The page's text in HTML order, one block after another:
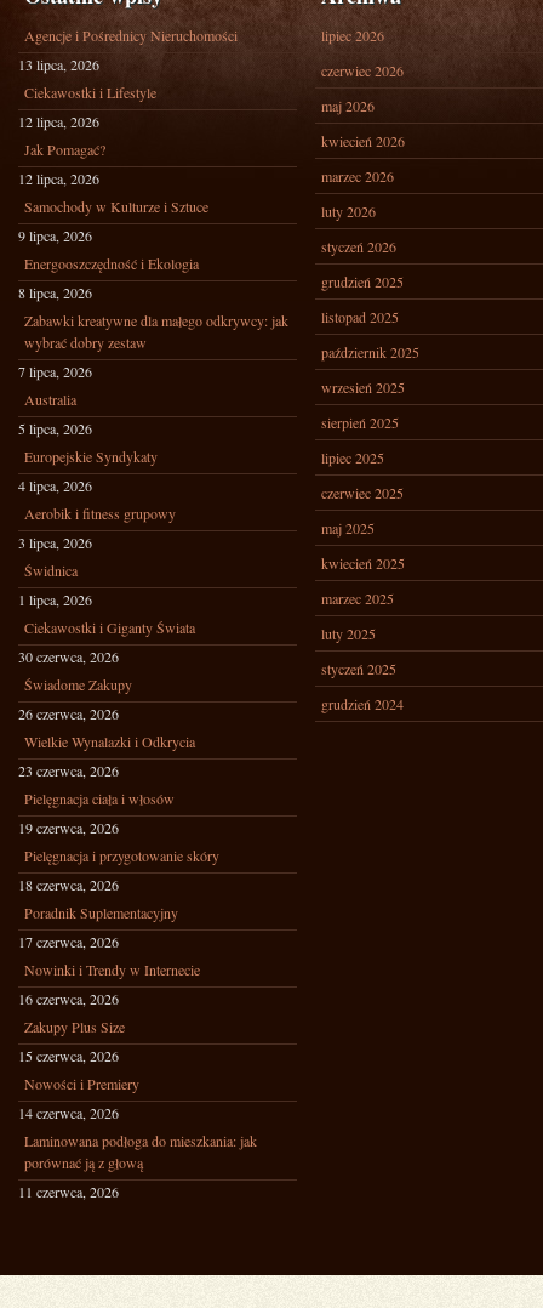
Agencje i Pośrednicy Nieruchomości
13 lipca, 2026
Ciekawostki i Lifestyle
12 lipca, 2026
Jak Pomagać?
12 lipca, 2026
Samochody w Kulturze i Sztuce
9 lipca, 2026
Energooszczędność i Ekologia
8 lipca, 2026
Zabawki kreatywne dla małego odkrywcy: jak
wybrać dobry zestaw
7 lipca, 2026
Australia
5 lipca, 2026
Europejskie Syndykaty
4 lipca, 2026
Aerobik i fitness grupowy
3 lipca, 2026
Świdnica
1 lipca, 2026
Ciekawostki i Giganty Świata
30 czerwca, 2026
Świadome Zakupy
26 czerwca, 2026
Wielkie Wynalazki i Odkrycia
23 czerwca, 2026
Pielęgnacja ciała i włosów
19 czerwca, 2026
Pielęgnacja i przygotowanie skóry
18 czerwca, 2026
Poradnik Suplementacyjny
17 czerwca, 2026
Nowinki i Trendy w Internecie
16 czerwca, 2026
Zakupy Plus Size
15 czerwca, 2026
Nowości i Premiery
14 czerwca, 2026
Laminowana podłoga do mieszkania: jak
porównać ją z głową
11 czerwca, 2026
lipiec 2026
czerwiec 2026
maj 2026
kwiecień 2026
marzec 2026
luty 2026
styczeń 2026
grudzień 2025
listopad 2025
październik 2025
wrzesień 2025
sierpień 2025
lipiec 2025
czerwiec 2025
maj 2025
kwiecień 2025
marzec 2025
luty 2025
styczeń 2025
grudzień 2024